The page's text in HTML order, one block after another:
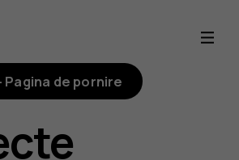
Pagina de pornire